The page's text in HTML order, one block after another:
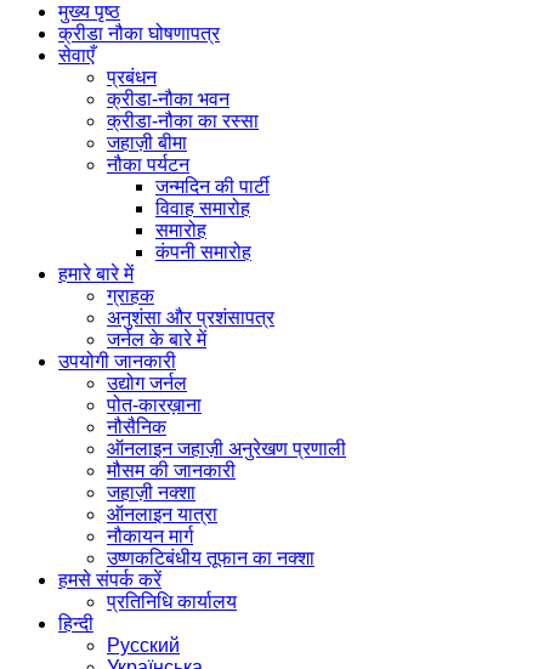
मुख्य पृष्ठ
क्रीडा नौका घोषणापत्र
सेवाएँ
प्रबंधन
क्रीडा-नौका भवन
क्रीडा-नौका का रस्सा
जहाज़ी बीमा
नौका पर्यटन
जन्मदिन की पार्टी
विवाह समारोह
समारोह
कंपनी समारोह
हमारे बारे में
ग्राहक
अनुशंसा और प्रशंसापत्र
जर्नल के बारे में
उपयोगी जानकारी
उद्योग जर्नल
पोत-कारख़ाना
नौसैनिक
ऑनलाइन जहाज़ी अनुरेखण प्रणाली
मौसम की जानकारी
जहाज़ी नक्शा
ऑनलाइन यात्रा
नौकायन मार्ग
उष्णकटिबंधीय तूफान का नक्शा
हमसे संपर्क करें
प्रतिनिधि कार्यालय
हिन्दी
Русский